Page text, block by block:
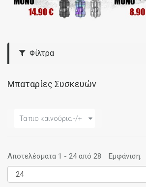
Φίλτρα
Μπαταρίες Συσκευών
Τα πιο καινούρια -/+
Αποτελέσματα 1 - 24 από 28 Εμφάνιση: